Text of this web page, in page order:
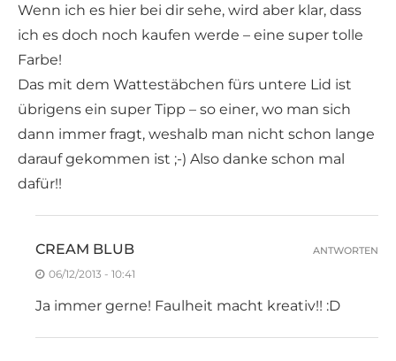
Wenn ich es hier bei dir sehe, wird aber klar, dass
ich es doch noch kaufen werde – eine super tolle
Farbe!
Das mit dem Wattestäbchen fürs untere Lid ist
übrigens ein super Tipp – so einer, wo man sich
dann immer fragt, weshalb man nicht schon lange
darauf gekommen ist ;-) Also danke schon mal
dafür!!
CREAM BLUB
06/12/2013 - 10:41
Ja immer gerne! Faulheit macht kreativ!! :D
ANTWORTEN